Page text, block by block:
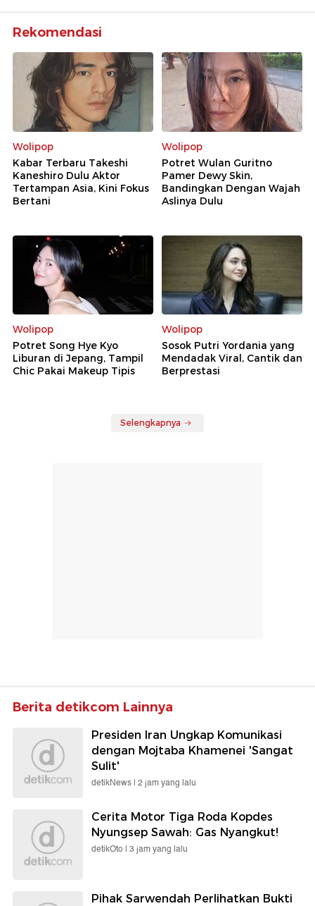
Rekomendasi
Wolipop
Kabar Terbaru Takeshi
Kaneshiro Dulu Aktor
Tertampan Asia, Kini Fokus
Bertani
Wolipop
Potret Wulan Guritno
Pamer Dewy Skin,
Bandingkan Dengan Wajah
Aslinya Dulu
Wolipop
Potret Song Hye Kyo
Liburan di Jepang, Tampil
Chic Pakai Makeup Tipis
Wolipop
Sosok Putri Yordania yang
Mendadak Viral, Cantik dan
Berprestasi
Selengkapnya
Berita detikcom Lainnya
Presiden Iran Ungkap Komunikasi
dengan Mojtaba Khamenei 'Sangat
Sulit'
detikNews | 2 jam yang lalu
Cerita Motor Tiga Roda Kopdes
Nyungsep Sawah: Gas Nyangkut!
detikOto | 3 jam yang lalu
Pihak Sarwendah Perlihatkan Bukti